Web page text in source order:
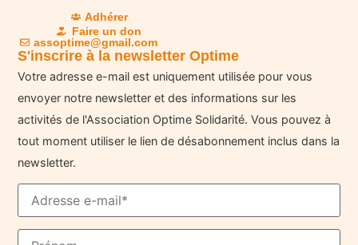
Adhérer
Faire un don
assoptime@gmail.com
S'inscrire à la newsletter Optime
Votre adresse e-mail est uniquement utilisée pour vous
envoyer notre newsletter et des informations sur les
activités de l'Association Optime Solidarité. Vous pouvez à
tout moment utiliser le lien de désabonnement inclus dans la
newsletter.